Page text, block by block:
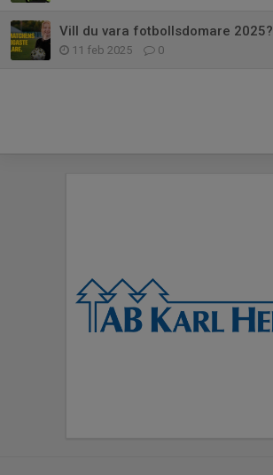
Vill du vara fotbollsdomare 2025?
11 feb 2025 0